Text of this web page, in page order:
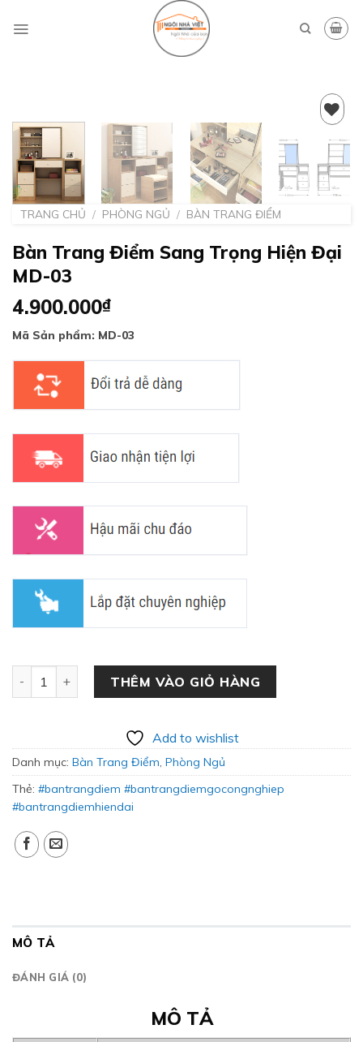
Add to
wishlist
TRANG CHỦ / PHÒNG NGỦ / BÀN TRANG ĐIỂM
Bàn Trang Điểm Sang Trọng Hiện Đại
MD-03
4.900.000₫
Mã Sản phẩm: MD-03
Bàn Trang Điểm Sang Trọng Hiện Đại MD-03 số lượng
THÊM VÀO GIỎ HÀNG
Add to wishlist
Danh mục: Bàn Trang Điểm, Phòng Ngủ
Thẻ: #bantrangdiem #bantrangdiemgocongnghiep
#bantrangdiemhiendai
MÔ TẢ
ĐÁNH GIÁ (0)
MÔ TẢ